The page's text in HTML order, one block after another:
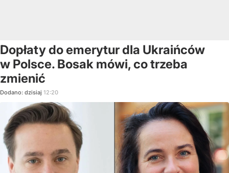
Dopłaty do emerytur dla Ukraińców
w Polsce. Bosak mówi, co trzeba
zmienić
Dodano: dzisiaj 12:20